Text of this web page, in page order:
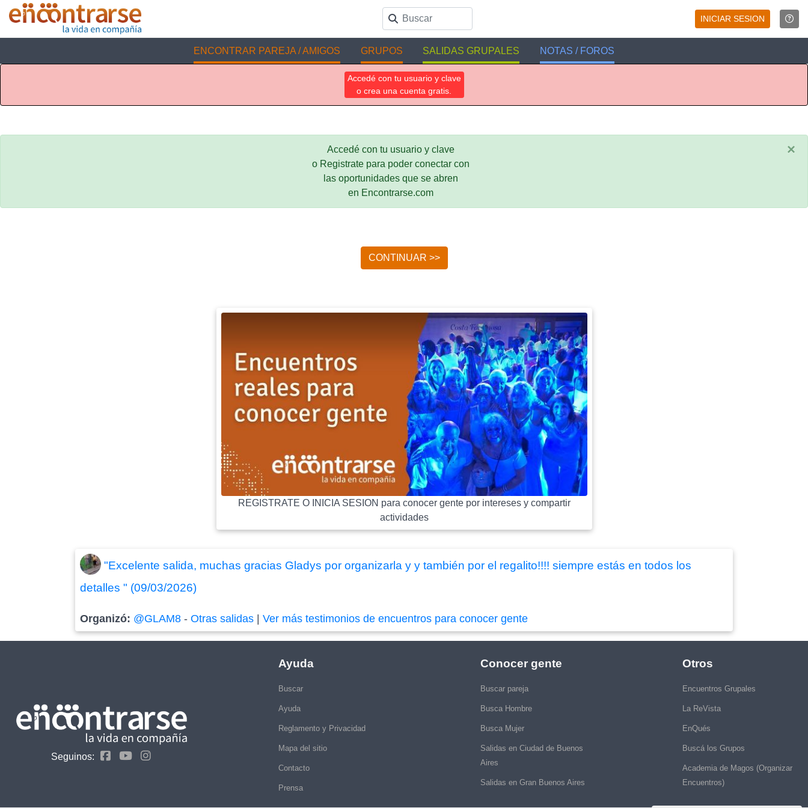
INICIAR SESION
ENCONTRAR PAREJA / AMIGOS GRUPOS SALIDAS GRUPALES NOTAS / FOROS
Accedé con tu usuario y clave
o crea una cuenta gratis.
Accedé con tu usuario y clave
o Registrate para poder conectar con
las oportunidades que se abren
en Encontrarse.com
×
CONTINUAR >>
REGISTRATE O INICIA SESION para conocer gente por intereses y compartir
actividades
"Excelente salida, muchas gracias Gladys por organizarla y y también por el regalito!!!! siempre estás en todos los
detalles " (09/03/2026)
Organizó: @GLAM8 -Otras salidas |Ver más testimonios de encuentros para conocer gente
Seguinos:
Ayuda
Buscar
Ayuda
Reglamento y Privacidad
Mapa del sitio
Contacto
Prensa
Conocer gente
Buscar pareja
Busca Hombre
Busca Mujer
Salidas en Ciudad de Buenos
Aires
Salidas en Gran Buenos Aires
Otros
Encuentros Grupales
La ReVista
EnQués
Buscá los Grupos
Academia de Magos (Organizar
Encuentros)